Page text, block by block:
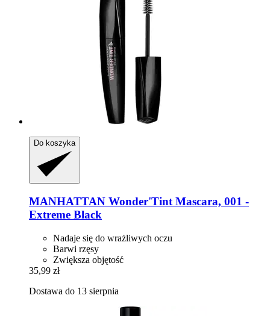
Do koszyka
MANHATTAN Wonder'Tint Mascara, 001 -​
Extreme Black
Nadaje się do wrażliwych oczu
Barwi rzęsy
Zwiększa objętość
35,99 zł
Dostawa do 13 sierpnia